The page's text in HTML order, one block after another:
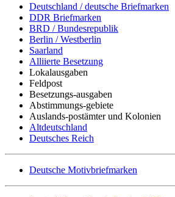
Deutschland / deutsche Briefmarken
DDR Briefmarken
BRD / Bundesrepublik
Berlin / Westberlin
Saarland
Alliierte Besetzung
Lokalausgaben
Feldpost
Besetzungs-ausgaben
Abstimmungs-gebiete
Auslands-postämter und Kolonien
Altdeutschland
Deutsches Reich
Deutsche Motivbriefmarken